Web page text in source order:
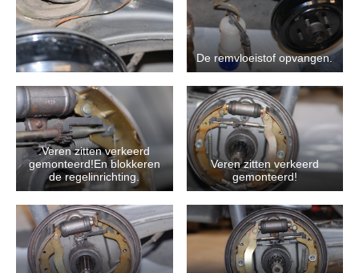
De remvloeistof opvangen.
.Veren zitten verkeerd
gemonteerd!En blokkeren
de regelinrichting.
Veren zitten verkeerd
gemonteerd!